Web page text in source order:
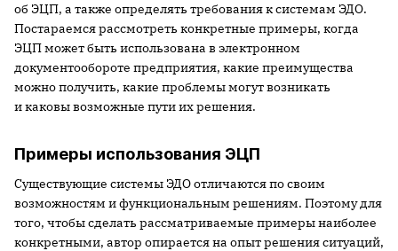
об ЭЦП, а также определять требования к системам ЭДО.
Постараемся рассмотреть конкретные примеры, когда
ЭЦП может быть использована в электронном
документообороте предприятия, какие преимущества
можно получить, какие проблемы могут возникать
и каковы возможные пути их решения.
Примеры использования ЭЦП
Существующие системы ЭДО отличаются по своим
возможностям и функциональным решениям. Поэтому для
того, чтобы сделать рассматриваемые примеры наиболее
конкретными, автор опирается на опыт решения ситуаций,